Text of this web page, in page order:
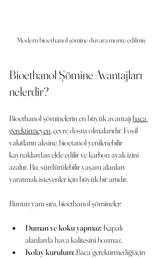
Modern bioethanol şömine duvara monte edilmiş
Bioethanol Şömine Avantajları
nelerdir?
Bioethanol şöminelerin en büyük avantajı baca
gerektirmeyen, çevre dostu olmalarıdır. Fosil
yakıtların aksine, bioetanol yenilenebilir
kaynaklardan elde edilir ve karbon ayak izini
azaltır. Bu, sürdürülebilir yaşam alanları
yaratmak isteyenler için büyük bir artıdır.
Bunun yanı sıra, bioethanol şömineler:
Duman ve koku yapmaz: Kapalı
alanlarda hava kalitesini bozmaz.
Kolay kurulum: Baca gerektirmediği için